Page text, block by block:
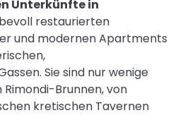
Unterkünfte in
restaurierten
und modernen Apartments
Sie sind nur wenige
Brunnen, von
kretischen Tavernen